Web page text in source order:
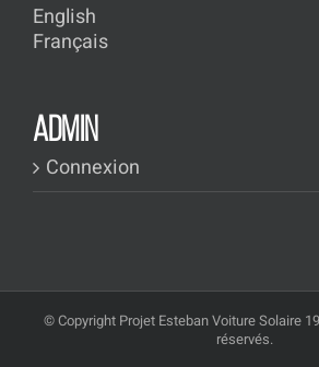
English
Français
ADMIN
Connexion
© Copyright Projet Esteban Voiture Solaire
réservés.